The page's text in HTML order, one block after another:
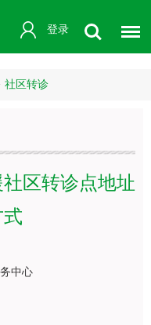
登录
社区转诊
区转诊点地址
中心